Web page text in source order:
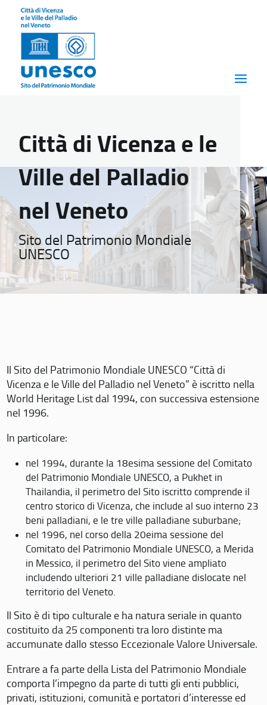
Città di Vicenza e le
Ville del Palladio
nel Veneto
Sito del Patrimonio Mondiale
UNESCO
Il Sito del Patrimonio Mondiale UNESCO “Città di
Vicenza e le Ville del Palladio nel Veneto” è iscritto nella
World Heritage List dal 1994, con successiva estensione
nel 1996.
In particolare:
nel 1994, durante la 18esima sessione del Comitato
del Patrimonio Mondiale UNESCO, a Pukhet in
Thailandia, il perimetro del Sito iscritto comprende il
centro storico di Vicenza, che include al suo interno 23
beni palladiani, e le tre ville palladiane suburbane;
nel 1996, nel corso della 20eima sessione del
Comitato del Patrimonio Mondiale UNESCO, a Merida
in Messico, il perimetro del Sito viene ampliato
includendo ulteriori 21 ville palladiane dislocate nel
territorio del Veneto.
Il Sito è di tipo culturale e ha natura seriale in quanto
costituito da 25 componenti tra loro distinte ma
accumunate dallo stesso Eccezionale Valore Universale.
Entrare a fa parte della Lista del Patrimonio Mondiale
comporta l’impegno da parte di tutti gli enti pubblici,
privati, istituzioni, comunità e portatori d’interesse ed